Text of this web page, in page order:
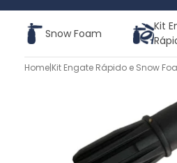
Snow Foam
Kit
Home|Kit Engate Rápido e Snow